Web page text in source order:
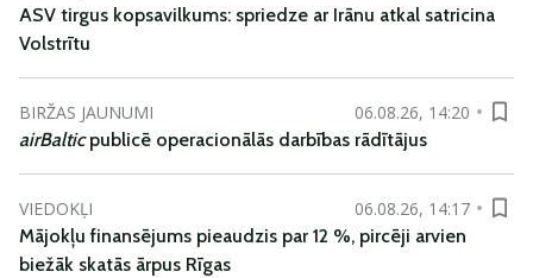
ASV tirgus kopsavilkums: spriedze ar Irānu atkal satricina
Volstrītu
BIRŽAS JAUNUMI
06.08.26, 14:20
airBalticpublicē operacionālās darbības rādītājus
VIEDOKĻI
06.08.26, 14:17
Mājokļu finansējums pieaudzis par 12 %, pircēji arvien
biežāk skatās ārpus Rīgas